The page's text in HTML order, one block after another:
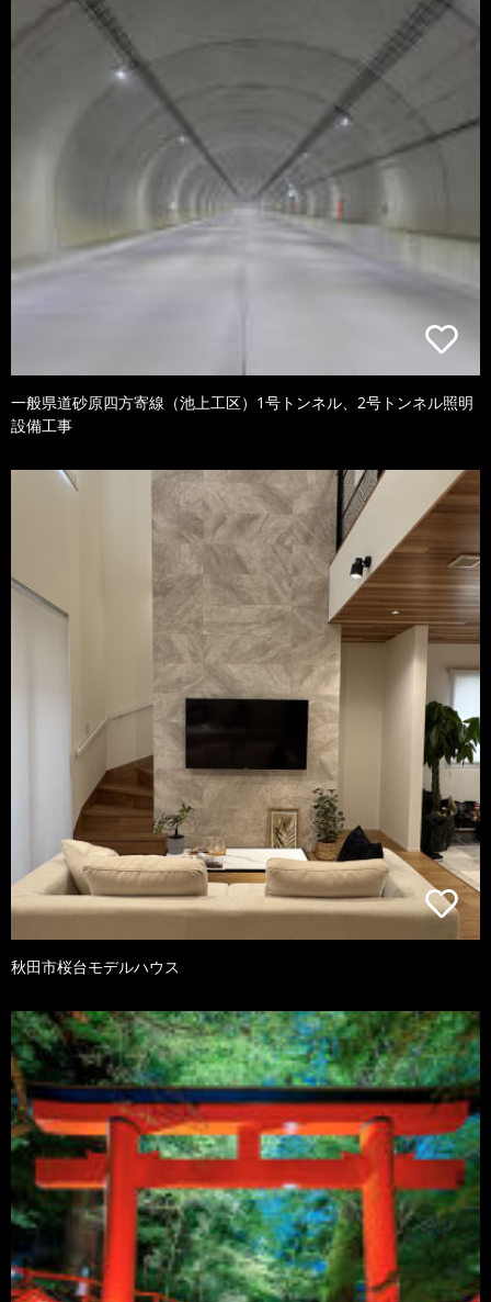
一般県道砂原四方寄線（池上工区）1号トンネル、2号トンネル照明
設備工事
秋田市桜台モデルハウス